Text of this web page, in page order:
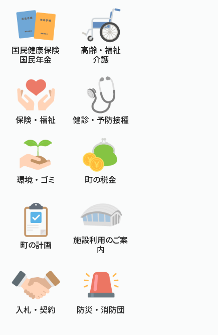
国民健康保険
国民年金
高齢 ・ 福祉
介護
保険 ・ 福祉 健診 ・ 予防接種
環境 ・ ゴミ 町の税金
町の計画 施設利用のご案
内
入札 ・ 契約 防災 ・ 消防団